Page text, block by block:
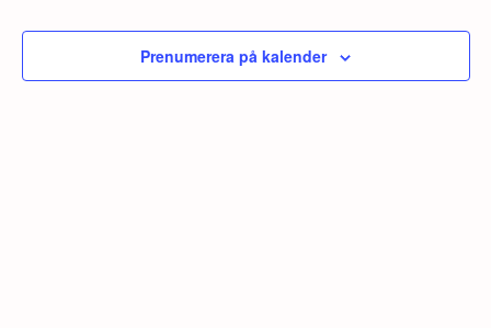
Prenumerera på kalender